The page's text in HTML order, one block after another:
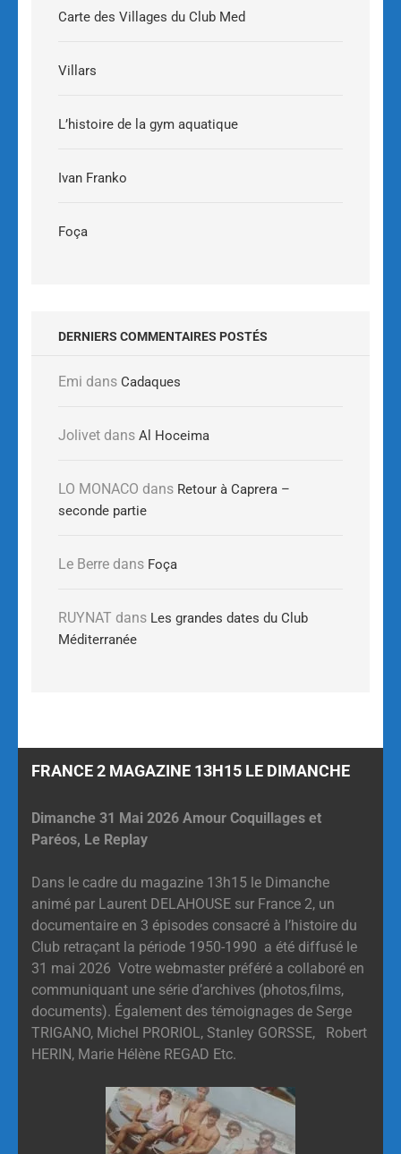
Carte des Villages du Club Med
Villars
L’histoire de la gym aquatique
Ivan Franko
Foça
DERNIERS COMMENTAIRES POSTÉS
Emi dans Cadaques
Jolivet dans Al Hoceima
LO MONACO dans Retour à Caprera –
seconde partie
Le Berre dans Foça
RUYNAT dans Les grandes dates du Club
Méditerranée
FRANCE 2 MAGAZINE 13H15 LE DIMANCHE
Dimanche 31 Mai 2026 Amour Coquillages et
Paréos, Le Replay
Dans le cadre du magazine 13h15 le Dimanche
animé par Laurent DELAHOUSE sur France 2, un
documentaire en 3 épisodes consacré à l’histoire du
Club retraçant la période 1950-1990 a été diffusé le
31 mai 2026 Votre webmaster préféré a collaboré en
communiquant une série d’archives (photos,films,
documents). Également des témoignages de Serge
TRIGANO, Michel PRORIOL, Stanley GORSSE, Robert
HERIN, Marie Hélène REGAD Etc.